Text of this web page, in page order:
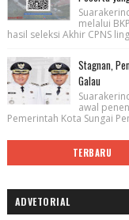
melalui
hasil seleksi Akhir CPNS
Stagnan,
Galau
awal
Pemerintah Kota Sungai
TERBARU
ADVETORIAL